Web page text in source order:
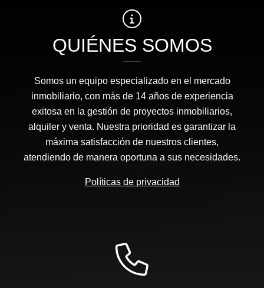
QUIÉNES SOMOS
Somos un equipo especializado en el mercado
inmobiliario, con más de 14 años de experiencia
exitosa en la gestión de proyectos inmobiliarios,
alquiler y venta. Nuestra prioridad es garantizar la
máxima satisfacción de nuestros clientes,
atendiendo de manera oportuna a sus necesidades.
Políticas de privacidad